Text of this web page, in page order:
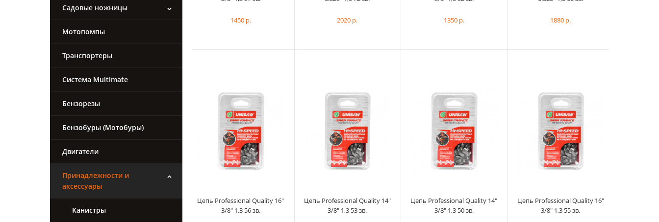
Садовые ножницы
Мотопомпы
Транспортеры
Система Multimate
Бензорезы
Бензобуры (Мотобуры)
Двигатели
Принадлежности и
аксессуары
Канистры
2020 р.
низкопрофильная цепь. Пре...
3/8" 1,3 52 зв.
1350 р.
Цепь Professional Quality - скоростная
низкопрофильная цепь. Пре...
1450 р. 2020 р. 1350 р. 1880 р.
Цепь Professional Quality 16"
3/8" 1,3 56 зв.
Цепь Professional Quality 14"
3/8" 1,3 53 зв.
Цепь Professional Quality 14"
3/8" 1,3 50 зв.
Цепь Professional Quality 16"
3/8" 1,3 55 зв.